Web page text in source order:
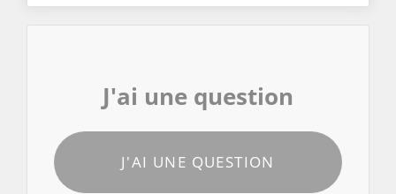
J'ai une question
J'AI UNE QUESTION